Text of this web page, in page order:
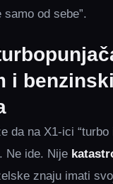
samo od sebe”.
i
da na X1-ici “turbo
Ne ide. Nije
znaju imati